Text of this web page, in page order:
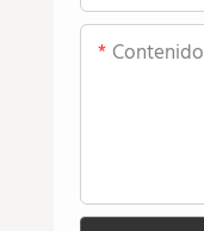
Contenido